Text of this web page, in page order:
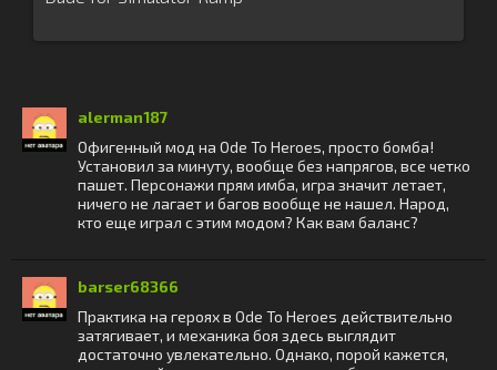
alerman187
Офигенный мод на Ode To Heroes, просто бомба!
Установил за минуту, вообще без напрягов, все четко
пашет. Персонажи прям имба, игра значит летает,
ничего не лагает и багов вообще не нашел. Народ,
кто еще играл с этим модом? Как вам баланс?
barser68366
Практика на героях в Ode To Heroes действительно
затягивает, и механика боя здесь выглядит
достаточно увлекательно. Однако, порой кажется,